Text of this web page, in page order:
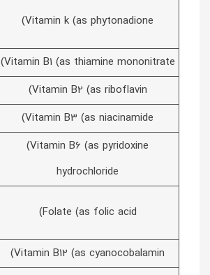
(Vitamin k (as phytonadione
(Vitamin B1 (as thiamine mononitrate
(Vitamin B2 (as riboflavin
(Vitamin B3 (as niacinamide
(Vitamin B6 (as pyridoxine
hydrochloride
(Folate (as folic acid
(Vitamin B12 (as cyanocobalamin